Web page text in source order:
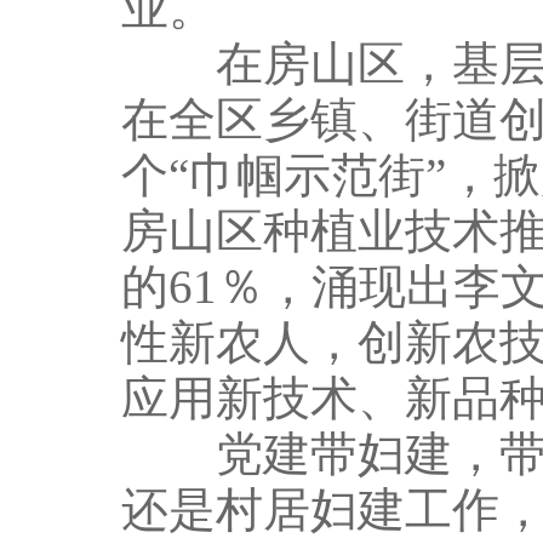
在房山区，基层
在全区乡镇、街道
个“巾帼示范街”，
房山区种植业技术
的61％，涌现出李
性新农人，创新农
应用新技术、新品
党建带妇建，带
还是村居妇建工作